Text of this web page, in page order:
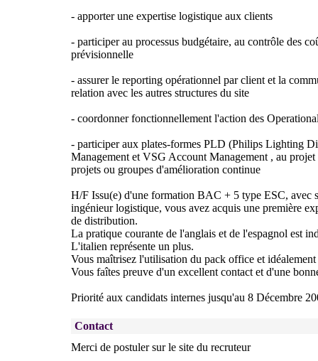
- apporter une expertise logistique aux clients
- participer au processus budgétaire, au contrôle des
prévisionnelle
- assurer le reporting opérationnel par client et la
relation avec les autres structures du site
- coordonner fonctionnellement l'action des
- participer aux plates-formes PLD (Philips Lighting
Management et VSG Account Management , au
projets ou groupes d'amélioration continue
H/F Issu(e) d'une formation BAC + 5 type ESC, avec
ingénieur logistique, vous avez acquis une première
de distribution.
La pratique courante de l'anglais et de l'espagnol est
L'italien représente un plus.
Vous maîtrisez l'utilisation du pack office et idéalement
Vous faîtes preuve d'un excellent contact et d'une
Priorité aux candidats internes jusqu'au 8 Décembre
Contact
Merci de postuler sur le site du recruteur